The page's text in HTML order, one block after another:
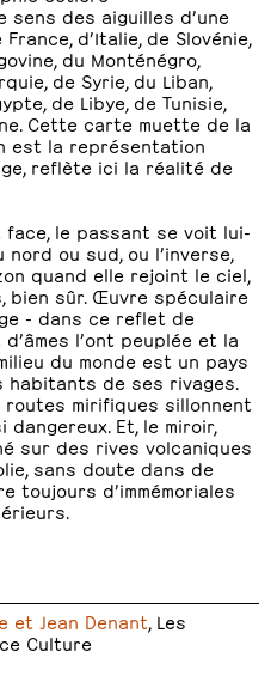
sens des aiguilles d’une
d’Italie, de Slovénie,
du Monténégro,
de Syrie, du Liban,
de Libye, de Tunisie,
Cette carte muette de la
est la représentation
reflète ici la réalité de
le passant se voit lui-
ou sud, ou l’inverse,
quand elle rejoint le ciel,
bien sûr. Œuvre spéculaire
- dans ce reflet de
l’ont peuplée et la
du monde est un pays
de ses rivages.
routes mirifiques sillonnent
Et, le miroir,
sur des rives volcaniques
sans doute dans de
toujours d’immémoriales
et Jean Denant , Les
Culture